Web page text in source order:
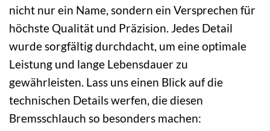
nicht nur ein Name, sondern ein Versprechen für
höchste Qualität und Präzision. Jedes Detail
wurde sorgfältig durchdacht, um eine optimale
Leistung und lange Lebensdauer zu
gewährleisten. Lass uns einen Blick auf die
technischen Details werfen, die diesen
Bremsschlauch so besonders machen: